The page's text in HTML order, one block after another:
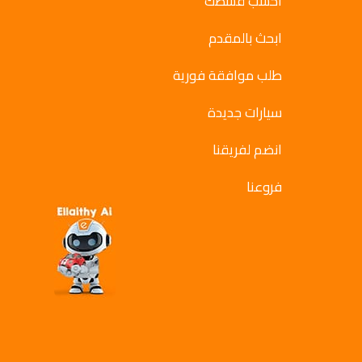
ابحث بالمقدم
طلب موافقة فورية
سيارات جديدة
انضم لفريقنا
فروعنا